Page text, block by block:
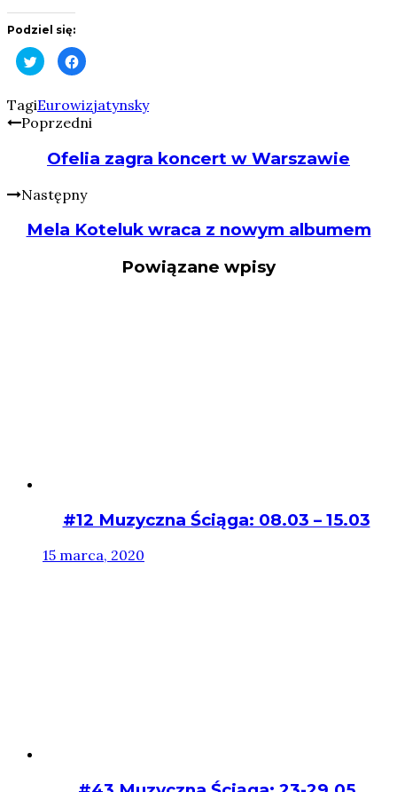
Podziel się:
Click
to
share
Twitter
(Opens
in
new
Click
to
Facebook
(Opens
in
new
TagiEurowizjatynsky
Poprzedni
Ofelia zagra koncert w Warszawie
Następny
Mela Koteluk wraca z nowym albumem
Powiązane wpisy
#12 Muzyczna Ściąga: 08.03 – 15.03
15 marca, 2020